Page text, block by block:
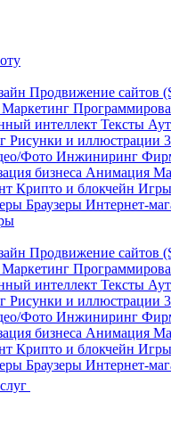
Продвижение сайтов
интеллект Тексты
Рисунки и иллюстрации
Фото Инжиниринг
бизнеса Анимация
Крипто и блокчейн Игры
Браузеры Интернет-
Продвижение сайтов
интеллект Тексты
Рисунки и иллюстрации
Фото Инжиниринг
бизнеса Анимация
Крипто и блокчейн Игры
Браузеры Интернет-